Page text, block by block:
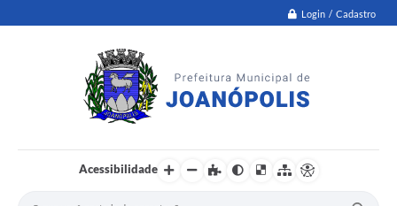
Login / Cadastro
Acessibilidade